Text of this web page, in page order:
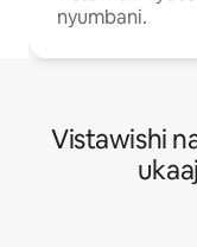
nyumbani.
Vistawishi